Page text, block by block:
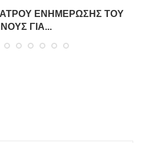
ΕΝΗΜΕΡΩΣΗΣ ΤΟΥ
ΓΙΑ...